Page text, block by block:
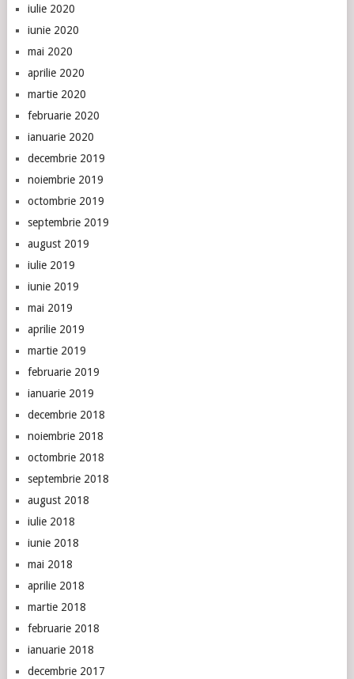
iulie 2020
iunie 2020
mai 2020
aprilie 2020
martie 2020
februarie 2020
ianuarie 2020
decembrie 2019
noiembrie 2019
octombrie 2019
septembrie 2019
august 2019
iulie 2019
iunie 2019
mai 2019
aprilie 2019
martie 2019
februarie 2019
ianuarie 2019
decembrie 2018
noiembrie 2018
octombrie 2018
septembrie 2018
august 2018
iulie 2018
iunie 2018
mai 2018
aprilie 2018
martie 2018
februarie 2018
ianuarie 2018
decembrie 2017